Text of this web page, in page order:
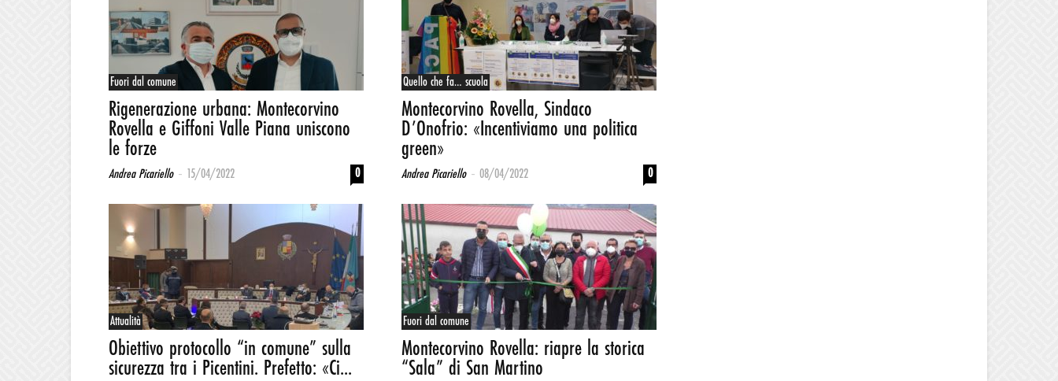
Fuori dal comune
Rigenerazione urbana: Montecorvino
Rovella e Giffoni Valle Piana uniscono
le forze
Andrea Picariello - 15/04/2022 0
Quello che fa… scuola
Montecorvino Rovella, Sindaco
D’Onofrio: «Incentiviamo una politica
green»
Andrea Picariello - 08/04/2022 0
Attualità
Obiettivo protocollo “in comune” sulla
sicurezza tra i Picentini. Prefetto: «Ci...
Fuori dal comune
Montecorvino Rovella: riapre la storica
“Sala” di San Martino